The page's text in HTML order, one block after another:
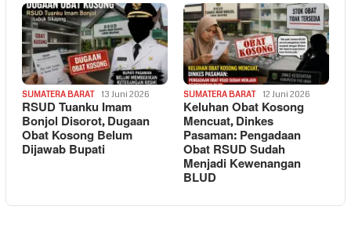
SUMATERA BARAT 13 Juni 2026
RSUD Tuanku Imam
Bonjol Disorot, Dugaan
Obat Kosong Belum
Dijawab Bupati
SUMATERA BARAT 12 Juni 2026
Keluhan Obat Kosong
Mencuat, Dinkes
Pasaman: Pengadaan
Obat RSUD Sudah
Menjadi Kewenangan
BLUD